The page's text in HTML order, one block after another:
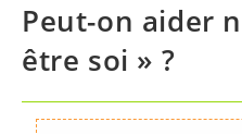
Peut-on aider
être soi » ?